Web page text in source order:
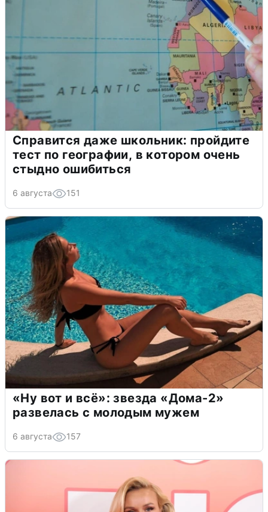
Справится даже школьник: пройдите
тест по географии, в котором очень
стыдно ошибиться
6 августа 151
«Ну вот и всё»: звезда «Дома-2»
развелась с молодым мужем
6 августа 157